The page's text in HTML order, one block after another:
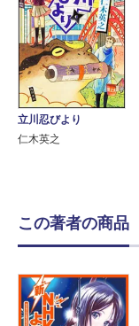
立川忍びより
仁木英之
この著者の商品